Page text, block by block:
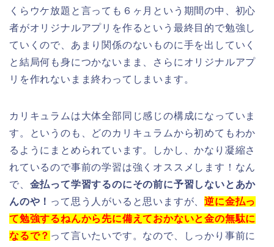
くらウケ放題と言っても６ヶ月という期間の中、初心
者がオリジナルアプリを作るという最終目的で勉強し
ていくので、あまり関係のないものに手を出していく
と結局何も身につかないまま、さらにオリジナルアプ
リを作れないまま終わってしまいます。
カリキュラムは大体全部同じ感じの構成になっていま
す。というのも、どのカリキュラムから初めてもわか
るようにまとめられています。しかし、かなり凝縮さ
れているので事前の学習は強くオススメします！なん
で、 金払って学習するのにその前に予習しないとあか
んのや！ って思う人がいると思いますが、逆に金払っ
て勉強するねんから先に備えておかないと金の無駄に
なるで？ って言いたいです。なので、しっかり事前に